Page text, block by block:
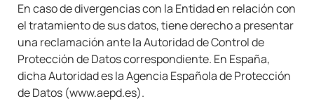
En caso de divergencias con la Entidad en relación con
el tratamiento de sus datos, tiene derecho a presentar
una reclamación ante la Autoridad de Control de
Protección de Datos correspondiente. En España,
dicha Autoridad es la Agencia Española de Protección
de Datos (www.aepd.es).